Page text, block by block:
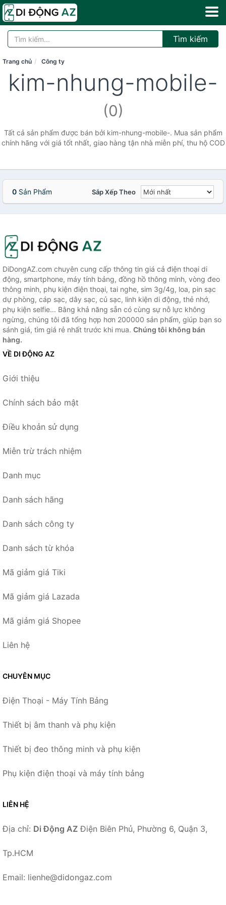
Tìm kiếm
Trang chủ Công ty
kim-nhung-mobile-
(0)
Tất cả sản phẩm được bán bởi kim-nhung-mobile-. Mua sản phẩm
chính hãng với giá tốt nhất, giao hàng tận nhà miễn phí, thu hộ COD
0 Sản Phẩm Sắp Xếp Theo
DiDongAZ.com chuyên cung cấp thông tin giá cả điện thoại di
động, smartphone, máy tính bảng, đồng hồ thông minh, vòng đeo
thông minh, phụ kiện điện thoại, tai nghe, sim 3g/4g, loa, pin sạc
dự phòng, cáp sạc, dây sạc, củ sạc, linh kiện di động, thẻ nhớ,
phụ kiện selfie... Bằng khả năng sẵn có cùng sự nỗ lực không
ngừng, chúng tôi đã tổng hợp hơn 200000 sản phẩm, giúp bạn so
sánh giá, tìm giá rẻ nhất trước khi mua. Chúng tôi không bán
hàng.
VỀ DI ĐỘNG AZ
Giới thiệu
Chính sách bảo mật
Điều khoản sử dụng
Miễn trừ trách nhiệm
Danh mục
Danh sách hãng
Danh sách công ty
Danh sách từ khóa
Mã giảm giá Tiki
Mã giảm giá Lazada
Mã giảm giá Shopee
Liên hệ
CHUYÊN MỤC
Điện Thoại - Máy Tính Bảng
Thiết bị âm thanh và phụ kiện
Thiết bị đeo thông minh và phụ kiện
Phụ kiện điện thoại và máy tính bảng
LIÊN HỆ
Địa chỉ: Di Động AZ Điện Biên Phủ, Phường 6, Quận 3,
Tp.HCM
Email: lienhe@didongaz.com